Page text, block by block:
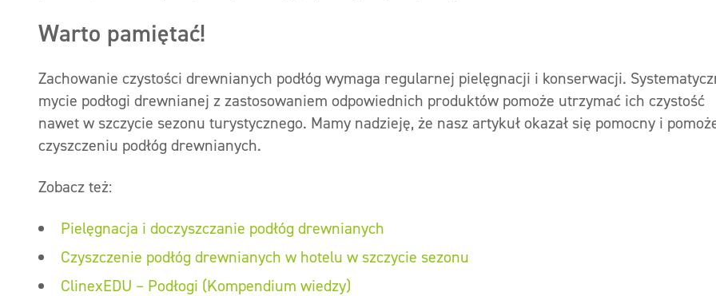
Warto pamiętać!
Zachowanie czystości drewnianych podłóg wymaga regularnej pielęgnacji i konserwacji.
mycie podłogi drewnianej z zastosowaniem odpowiednich produktów pomoże utrzymać ich czystość
nawet w szczycie sezonu turystycznego. Mamy nadzieję, że nasz artykuł okazał się pomocny i
czyszczeniu podłóg drewnianych.
Zobacz też:
Pielęgnacja i doczyszczanie podłóg drewnianych
Czyszczenie podłóg drewnianych w hotelu w szczycie sezonu
ClinexEDU – Podłogi (Kompendium wiedzy)